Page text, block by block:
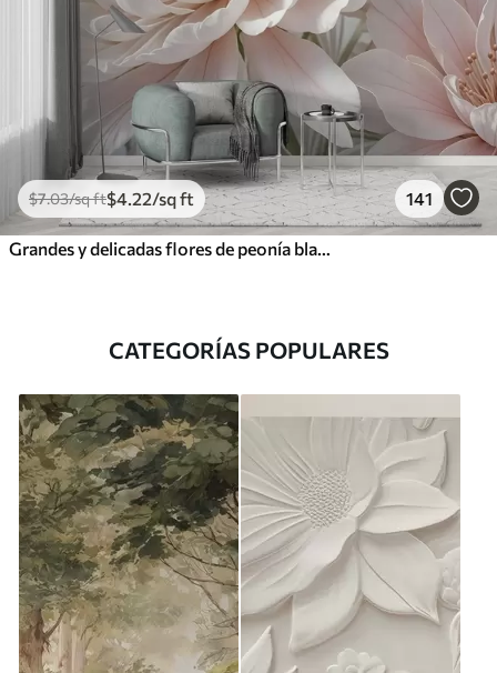
$7.03/sq ft$4 .22/sq ft 141
CATEGORÍAS POPULARES